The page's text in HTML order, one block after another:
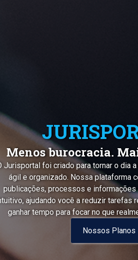
Menos burocracia.
Jurisportal foi criado para tornar o dia
ágil e organizado. Nossa plataforma
publicações, processos e informações
ajudando você a reduzir tarefas
ganhar tempo para focar no que
Nossos Planos